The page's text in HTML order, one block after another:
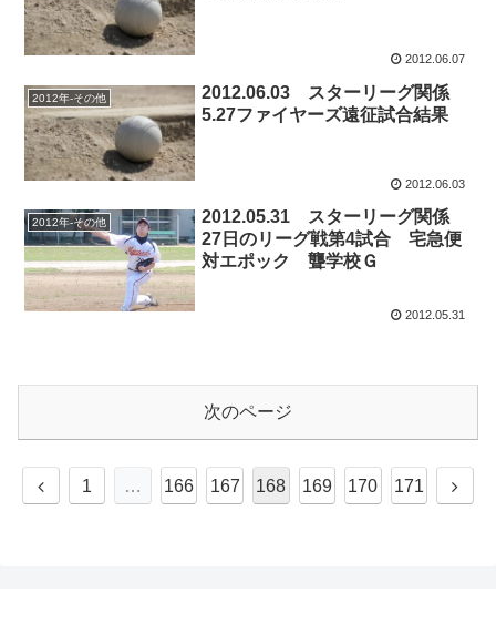
2012.06.07
2012年-その他
2012.06.03 スターリーグ関係
5.27ファイヤーズ遠征試合結果
2012.06.03
2012年-その他
2012.05.31 スターリーグ関係
27日のリーグ戦第4試合 宅急便
対エポック 聾学校Ｇ
2012.05.31
次のページ
前
1 … 166 167 168 169 170 171
次